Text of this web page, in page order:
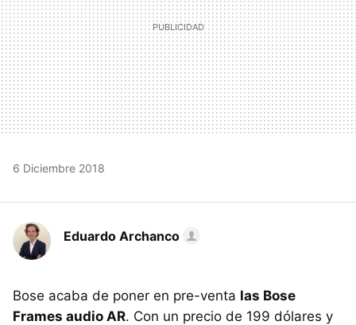
6 Diciembre 2018
Eduardo Archanco
Bose acaba de poner en pre-venta las Bose
Frames audio AR. Con un precio de 199 dólares y